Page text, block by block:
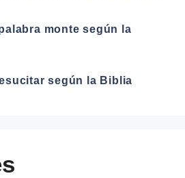
monte según la
según la Biblia